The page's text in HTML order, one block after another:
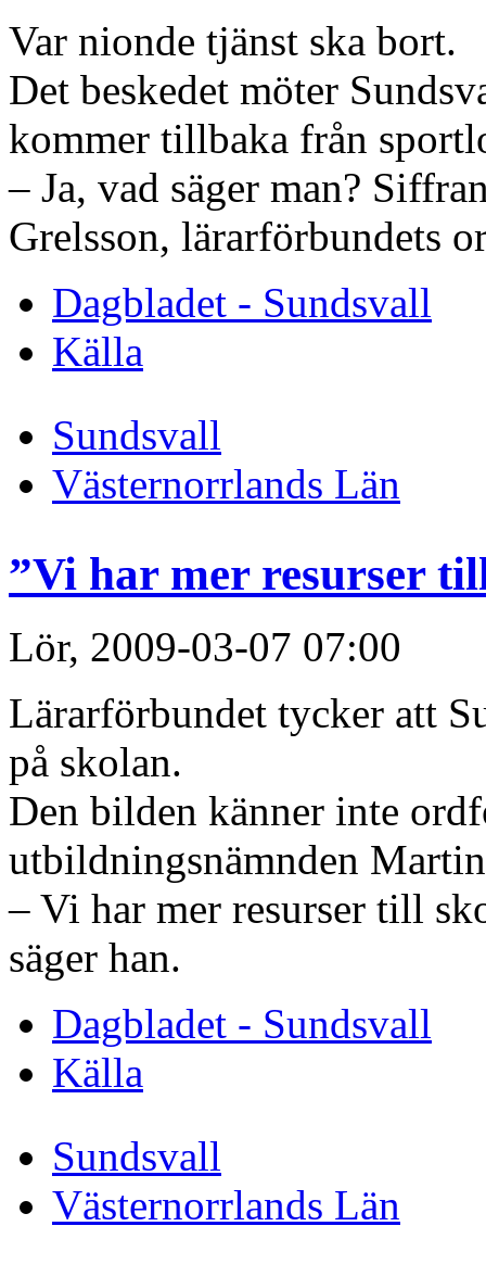
Var nionde tjänst ska bort.
Det beskedet möter
kommer tillbaka från
– Ja, vad säger man?
Grelsson, lärarförbundets
Dagbladet - Sundsvall
Källa
Sundsvall
Västernorrlands Län
”Vi har mer resurser
Lör, 2009-03-07 07:00
Lärarförbundet tycker att
på skolan.
Den bilden känner inte
utbildningsnämnden
– Vi har mer resurser till
säger han.
Dagbladet - Sundsvall
Källa
Sundsvall
Västernorrlands Län